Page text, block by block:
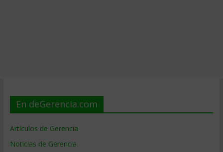
En deGerencia.com
Artículos de Gerencia
Noticias de Gerencia